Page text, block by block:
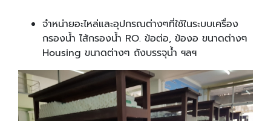
จำหน่ายอะไหล่และอุปกรณต่างๆที่ใช้ในระบบเครื่อง
กรองน้ำ ไส้กรองน้ำ RO. ข้อต่อ, ข้องอ ขนาดต่างๆ
Housing ขนาดต่างๆ ถังบรรจุน้ำ ฯลฯ